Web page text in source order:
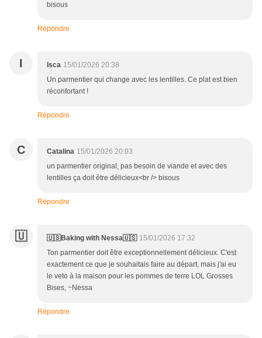
bisous
Répondre
I Isca 15/01/2026 20:38
Un parmentier qui change avec les lentilles. Ce plat est bien
réconfortant !
Répondre
C Catalina 15/01/2026 20:03
un parmentier original, pas besoin de viande et avec des
lentilles ça doit être délicieux<br /> bisous
Répondre
🇺 🇺🇸Baking with Nessa🇺🇸 15/01/2026 17:32
Ton parmentier doit être exceptionnellement délicieux. C'est
exactement ce que je souhaitais faire au départ, mais j'ai eu
le veto à la maison pour les pommes de terre LOL Grosses
Bises, ~Nessa
Répondre